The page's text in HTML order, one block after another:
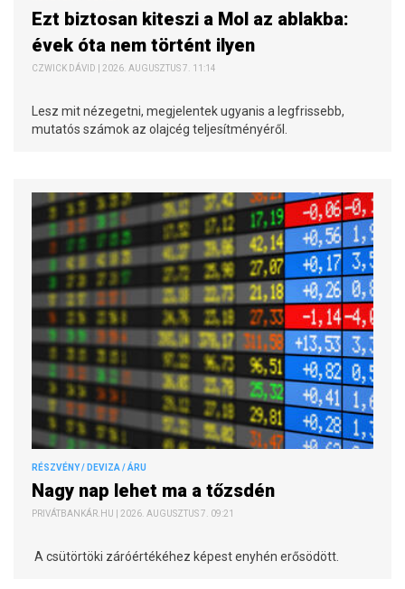
Ezt biztosan kiteszi a Mol az ablakba:
évek óta nem történt ilyen
CZWICK DÁVID | 2026. AUGUSZTUS 7. 11:14
Lesz mit nézegetni, megjelentek ugyanis a legfrissebb,
mutatós számok az olajcég teljesítményéről.
RÉSZVÉNY / DEVIZA / ÁRU
Nagy nap lehet ma a tőzsdén
PRIVÁTBANKÁR.HU | 2026. AUGUSZTUS 7. 09:21
A csütörtöki záróértékéhez képest enyhén erősödött.